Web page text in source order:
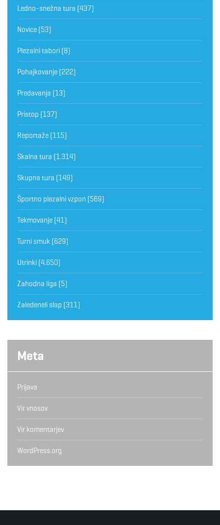
Ledno-snežna tura (437)
Novice (53)
Plezalni tabori (8)
Pohajkovanje (222)
Predavanja (13)
Pristop (137)
Reportaže (115)
Skalna tura (1.314)
Skupna tura (149)
Športno plezalni vzpon (569)
Tekmovanje (41)
Turni smuk (629)
Utrinki (4.650)
Zahodna liga (5)
Zaledeneli slap (311)
Meta
Prijava
Vir vnosov
Vir komentarjev
WordPress.org